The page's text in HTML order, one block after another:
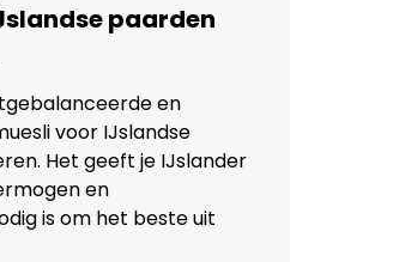
paarden
en
voor IJslandse
Het geeft je IJslander
en
is om het beste uit